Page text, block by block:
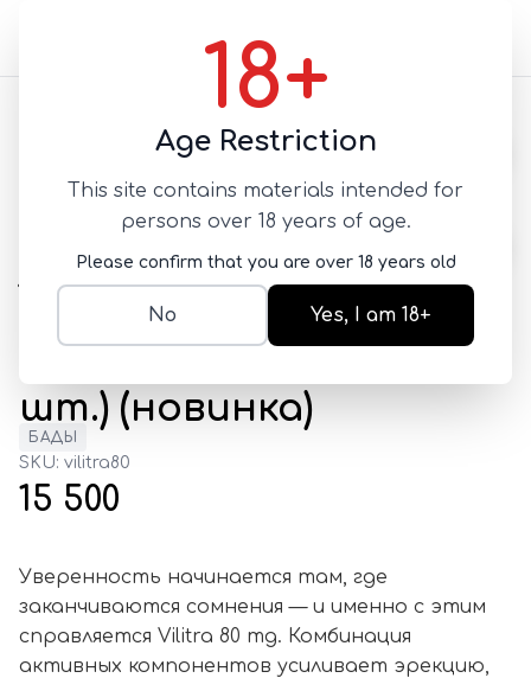
18+
Age Restriction
This site contains materials intended for
persons over 18 years of age.
Please confirm that you are over 18 years old
No Yes, I am 18+
Препарат для
усиления эрекции и
продления полового
шт.) (новинка)
БАДЫ
SKU: vilitra80
15 500
Уверенность начинается там, где
заканчиваются сомнения — и именно с этим
справляется Vilitra 80 mg. Комбинация
активных компонентов усиливает эрекцию,